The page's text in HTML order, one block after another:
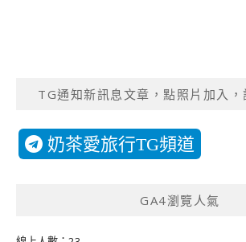
TG通知新訊息文章，點照片加入，
奶茶愛旅行TG頻道
GA4瀏覽人氣